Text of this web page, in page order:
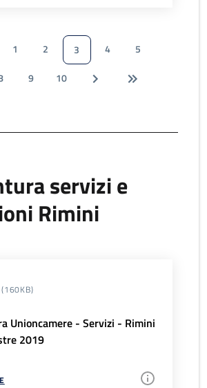
1 2 3 4
5
9 10
servizi e
Rimini
(160KB)
Unioncamere - Servizi - Rimini
2019